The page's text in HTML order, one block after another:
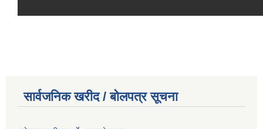
सार्वजनिक खरीद / बोलपत्र सूचना